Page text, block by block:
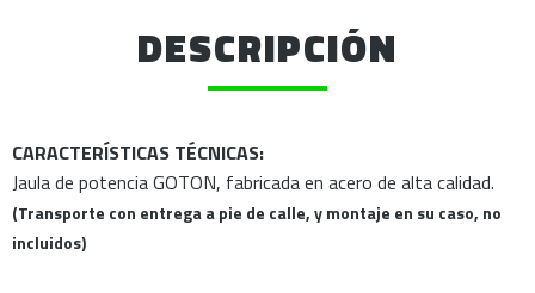
DESCRIPCIÓN
CARACTERÍSTICAS TÉCNICAS:
Jaula de potencia GOTON, fabricada en acero de alta calidad.
(Transporte con entrega a pie de calle, y montaje en su caso, no
incluidos)